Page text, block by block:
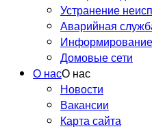
Устранение
Аварийная
Информирование
Домовые сети
О насО нас
Новости
Вакансии
Карта сайта